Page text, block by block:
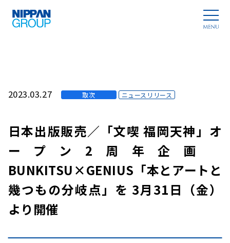
2023.03.27 取次 ニュースリリース
日本出版販売／「文喫 福岡天神」オ
ープン2周年企画
BUNKITSU×GENIUS「本とアートと
幾つもの分岐点」を 3月31日（金）
より開催